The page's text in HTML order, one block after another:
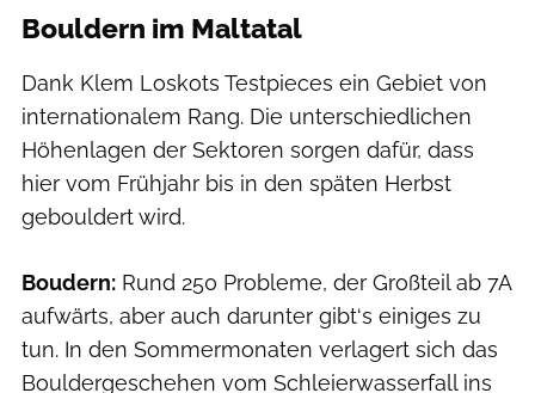
Bouldern im Maltatal
Dank Klem Loskots Testpieces ein Gebiet von
internationalem Rang. Die unterschiedlichen
Höhenlagen der Sektoren sorgen dafür, dass
hier vom Frühjahr bis in den späten Herbst
gebouldert wird.
Boudern: Rund 250 Probleme, der Großteil ab 7A
aufwärts, aber auch darunter gibt‘s einiges zu
tun. In den Sommermonaten verlagert sich das
Bouldergeschehen vom Schleierwasserfall ins